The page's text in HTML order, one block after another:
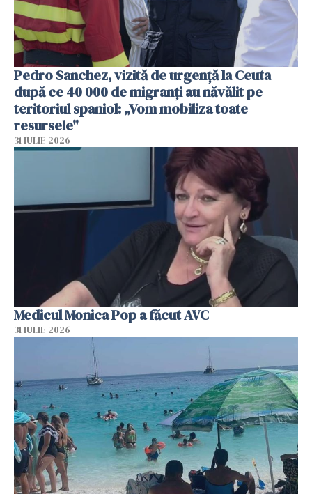
Pedro Sanchez, vizită de urgență la Ceuta
după ce 40 000 de migranți au năvălit pe
teritoriul spaniol: „Vom mobiliza toate
resursele"
31 IULIE 2026
Medicul Monica Pop a făcut AVC
31 IULIE 2026